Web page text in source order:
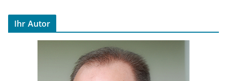
Ihr Autor